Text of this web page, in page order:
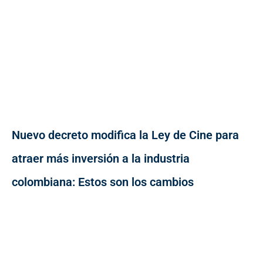
Nuevo decreto modifica la Ley de Cine para
atraer más inversión a la industria
colombiana: Estos son los cambios